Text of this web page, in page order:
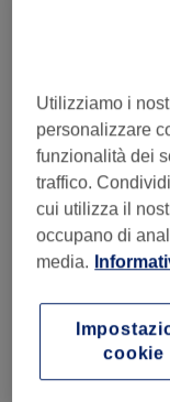
Trova i
Dai
Utilizziamo i
personalizzare
funzionalità dei
traffico.
cui utilizza il
occupano di
media.
cookie